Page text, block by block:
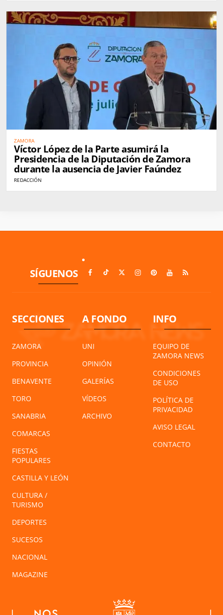
ZAMORA
Víctor López de la Parte asumirá la
Presidencia de la Diputación de Zamora
durante la ausencia de Javier Faúndez
REDACCIÓN
SÍGUENOS
SECCIONES
ZAMORA
PROVINCIA
BENAVENTE
TORO
SANABRIA
COMARCAS
FIESTAS
POPULARES
CASTILLA Y LEÓN
CULTURA /
TURISMO
DEPORTES
SUCESOS
NACIONAL
MAGAZINE
A FONDO
UNI
OPINIÓN
GALERÍAS
VÍDEOS
ARCHIVO
INFO
EQUIPO DE
ZAMORA NEWS
CONDICIONES
DE USO
POLÍTICA DE
PRIVACIDAD
AVISO LEGAL
CONTACTO